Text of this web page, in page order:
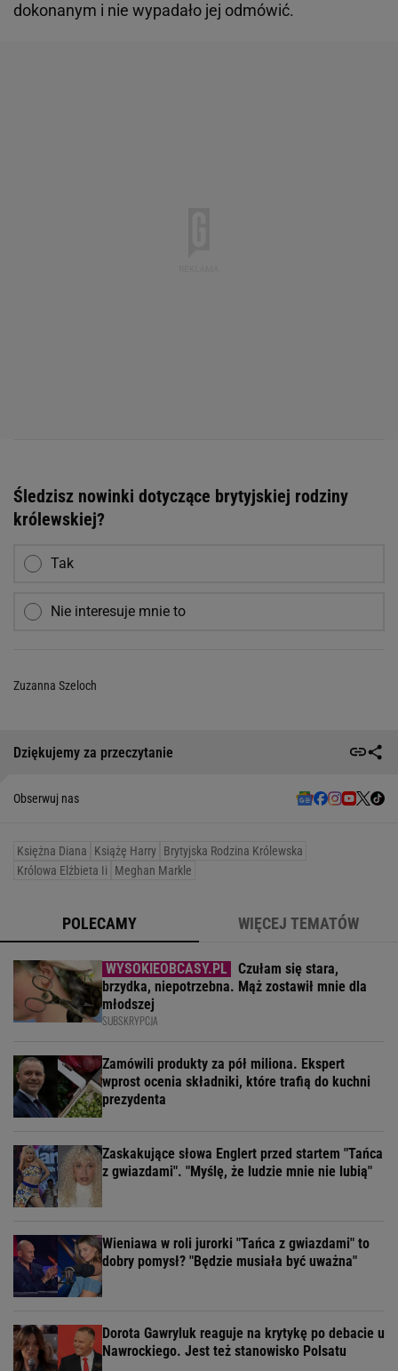
dokonanym i nie wypadało jej odmówić.
Śledzisz nowinki dotyczące brytyjskiej rodziny
królewskiej?
Tak
Nie interesuje mnie to
Zuzanna Szeloch
Dziękujemy za przeczytanie
Obserwuj nas
Księżna Diana Książę Harry Brytyjska Rodzina Królewska
Królowa Elżbieta Ii
Meghan Markle
POLECAMY WIĘCEJ TEMATÓW
Czułam się stara,
brzydka, niepotrzebna. Mąż zostawił mnie dla
młodszej
SUBSKRYPCJA
Zamówili produkty za pół miliona. Ekspert
wprost ocenia składniki, które trafią do kuchni
prezydenta
Zaskakujące słowa Englert przed startem "Tańca
z gwiazdami". "Myślę, że ludzie mnie nie lubią"
Wieniawa w roli jurorki "Tańca z gwiazdami" to
dobry pomysł? "Będzie musiała być uważna"
Dorota Gawryluk reaguje na krytykę po debacie u
Nawrockiego. Jest też stanowisko Polsatu